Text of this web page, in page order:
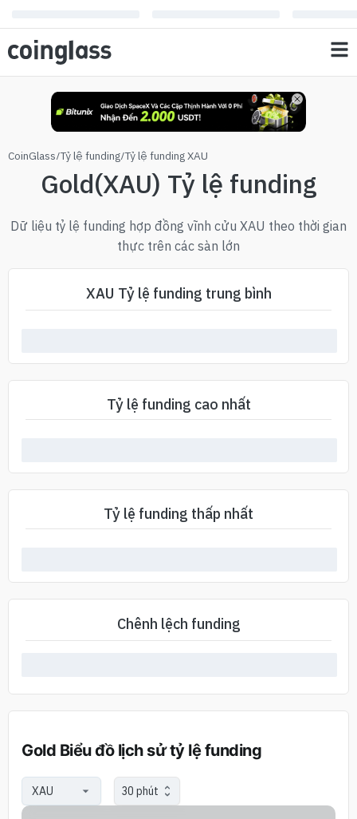
CoinGlass/Tỷ lệ funding/Tỷ lệ funding XAU
Gold(XAU) Tỷ lệ funding
Dữ liệu tỷ lệ funding hợp đồng vĩnh cửu XAU theo thời gian
thực trên các sàn lớn
XAU Tỷ lệ funding trung bình
Tỷ lệ funding cao nhất
Tỷ lệ funding thấp nhất
Chênh lệch funding
Gold Biểu đồ lịch sử tỷ lệ funding
30 phút